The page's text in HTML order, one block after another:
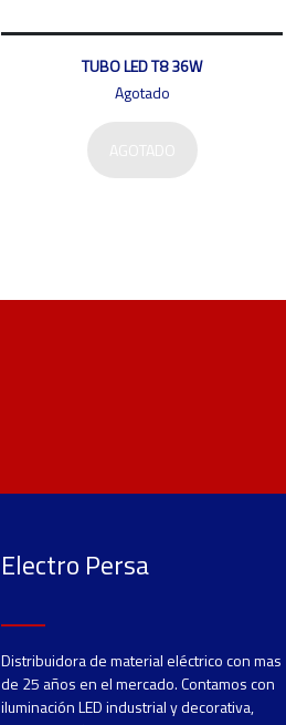
TUBO LED T8 36W
Agotado
Electro Persa
Distribuidora de material eléctrico con mas
de 25 años en el mercado. Contamos con
iluminación LED industrial y decorativa,